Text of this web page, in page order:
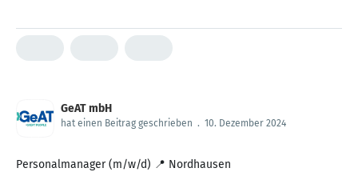
GeAT mbH
hat einen Beitrag geschrieben . 10. Dezember 2024
Personalmanager (m/w/d) 📍 Nordhausen